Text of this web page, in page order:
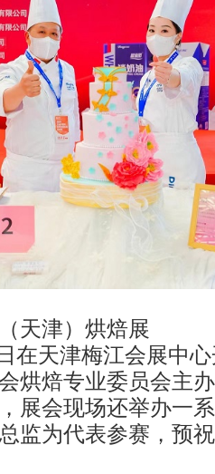
天津）烘焙展
在天津梅江会展中
烘焙专业委员会主
展会现场还举办一
监为代表参赛，预